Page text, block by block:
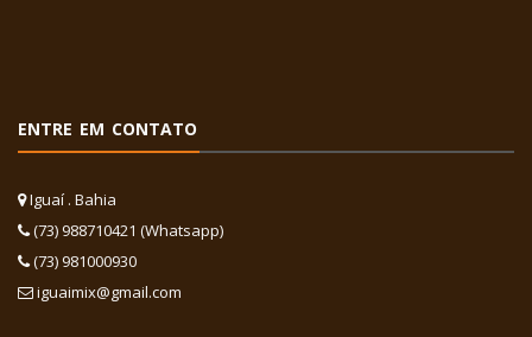
ENTRE EM CONTATO
Iguaí . Bahia
(73) 988710421 (Whatsapp)
(73) 981000930
iguaimix@gmail.com